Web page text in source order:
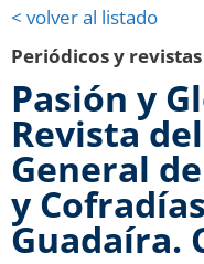
< volver al listado
Periódicos y revistas
Pasión y
Revista
General
y
Guadaíra.